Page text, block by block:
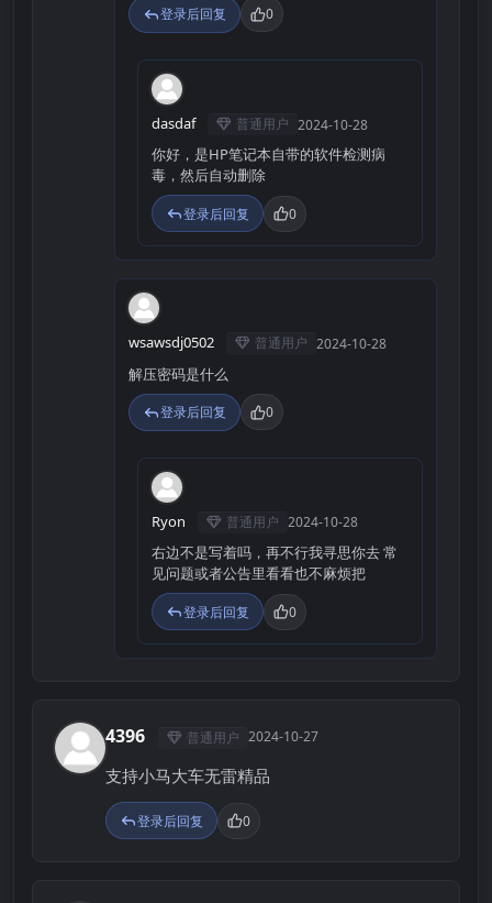
登录后回复 0
D
dasdaf 普通用户 2024-10-28
你好，是HP笔记本自带的软件检测病
毒，然后自动删除
登录后回复 0
W
wsawsdj0502 普通用户 2024-10-28
解压密码是什么
登录后回复 0
R
Ryon 普通用户 2024-10-28
右边不是写着吗，再不行我寻思你去 常
见问题或者公告里看看也不麻烦把
登录后回复 0
4 4396 普通用户 2024-10-27
支持小马大车无雷精品
登录后回复 0